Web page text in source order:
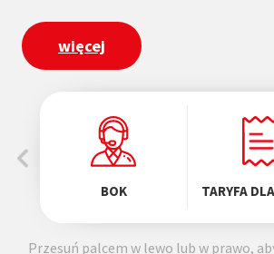
więcej
BOK TARYFA
Przesuń palcem w lewo lub w prawo,